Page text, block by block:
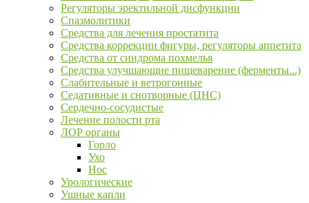
Регуляторы эректильной дисфункции
Спазмолитики
Средства для лечения простатита
Средства коррекции фигуры, регуляторы аппетита
Средства от синдрома похмелья
Средства улучшающие пищеварение (ферменты...)
Слабительные и ветрогонные
Седативные и снотворные (ЦНС)
Сердечно-сосудистые
Лечение полости рта
ЛОР органы
Горло
Ухо
Нос
Урологические
Ушные капли